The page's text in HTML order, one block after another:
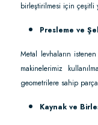
birleştirilmesi için çeşitli
Presleme ve
Metal levhaların
makinelerimiz
geometrilere sahip
Kaynak ve